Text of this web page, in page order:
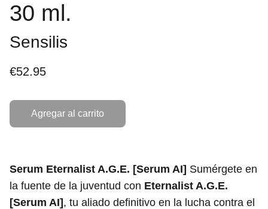
30 ml.
Sensilis
€52.95
Agregar al carrito
Serum Eternalist A.G.E. [Serum AI] Sumérgete en
la fuente de la juventud con Eternalist A.G.E.
[Serum AI] , tu aliado definitivo en la lucha contra el